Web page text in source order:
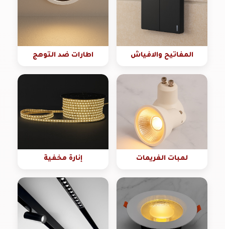
المفاتيح والافياش اطارات ضد التوهج
لمبات الفريمات إنارة مخفية